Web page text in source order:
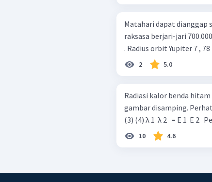
Matahari dapat dianggap
raksasa berjari-jari
. Radius orbit Yupiter 7 , 78
2 5.0
Radiasi kalor benda
gambar disamping.
(3)
10 4.6